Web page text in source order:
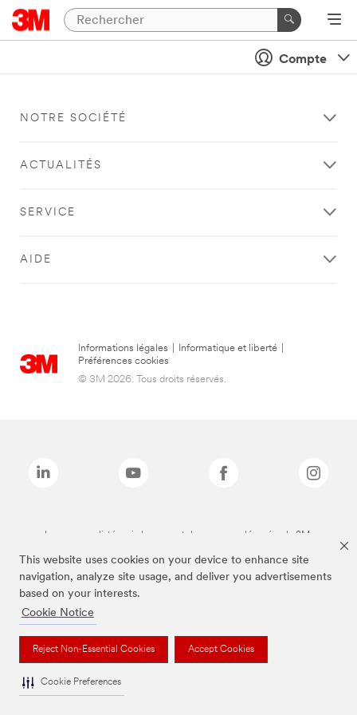
This website uses cookies on your device to enhance site
navigation, analyze site usage, and deliver you advertisements
based on your interests.
Cookie Notice
Reject Non-Essential Cookies Accept Cookies
Cookie Preferences
Compte
NOTRE SOCIÉTÉ
ACTUALITÉS
SERVICE
AIDE
Informations légales Informatique et liberté
Préférences cookies
© 3M 2026. Tous droits réservés.
Les marques listées ci-dessus sont des marques déposées de 3M.